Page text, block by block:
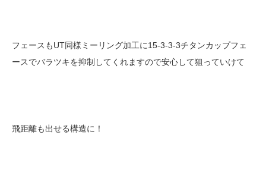
フェースもUT同様ミーリング加工に15-3-3-3チタンカップフェ
ースでバラツキを抑制してくれますので安心して狙っていけて
飛距離も出せる構造に！